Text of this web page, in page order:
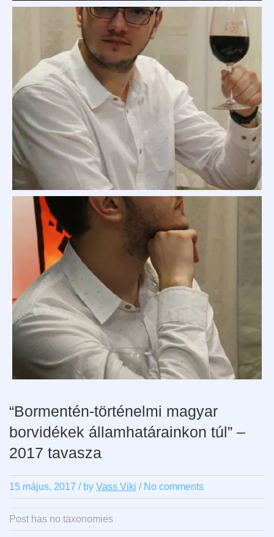
“Bormentén-történelmi magyar
borvidékek államhatárainkon túl” –
2017 tavasza
15 május, 2017 / by Vass Viki / No comments
Post has no taxonomies